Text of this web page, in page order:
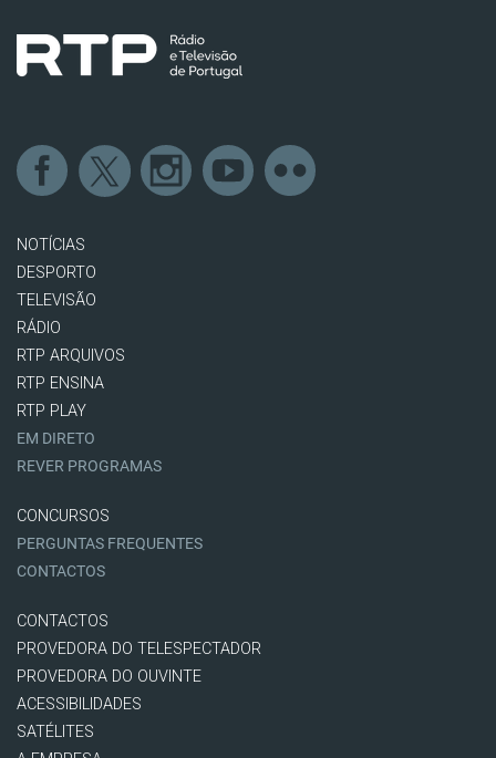
NOTÍCIAS
DESPORTO
TELEVISÃO
RÁDIO
RTP ARQUIVOS
RTP ENSINA
RTP PLAY
EM DIRETO
REVER PROGRAMAS
CONCURSOS
PERGUNTAS FREQUENTES
CONTACTOS
CONTACTOS
PROVEDORA DO TELESPECTADOR
PROVEDORA DO OUVINTE
ACESSIBILIDADES
SATÉLITES